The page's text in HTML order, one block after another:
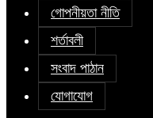
গোপনীয়তা নীতি
শর্তাবলী
সংবাদ পাঠান
যোগাযোগ